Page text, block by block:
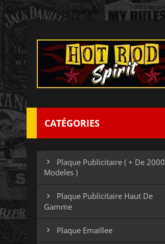
CATÉGORIES

Plaque Publicitaire ( + De 2000
Modeles )

Plaque Publicitaire Haut De
Gamme
 Plaque Emaillee